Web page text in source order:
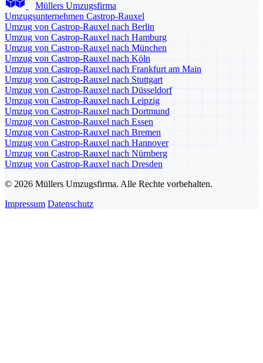
Müllers Umzugsfirma
Umzugsunternehmen Castrop-Rauxel
Umzug von Castrop-Rauxel nach Berlin
Umzug von Castrop-Rauxel nach Hamburg
Umzug von Castrop-Rauxel nach München
Umzug von Castrop-Rauxel nach Köln
Umzug von Castrop-Rauxel nach Frankfurt am Main
Umzug von Castrop-Rauxel nach Stuttgart
Umzug von Castrop-Rauxel nach Düsseldorf
Umzug von Castrop-Rauxel nach Leipzig
Umzug von Castrop-Rauxel nach Dortmund
Umzug von Castrop-Rauxel nach Essen
Umzug von Castrop-Rauxel nach Bremen
Umzug von Castrop-Rauxel nach Hannover
Umzug von Castrop-Rauxel nach Nürnberg
Umzug von Castrop-Rauxel nach Dresden
© 2026 Müllers Umzugsfirma. Alle Rechte vorbehalten.
Impressum Datenschutz